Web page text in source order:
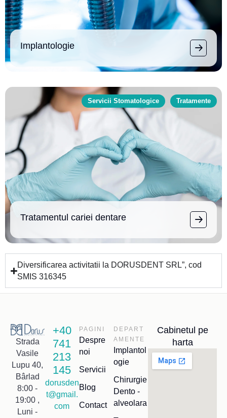
Implantologie
Servicii Stomatologice Tratamente
Tratamentul cariei dentare
Diversificarea activitatii la DORUSDENT SRL”, cod
SMIS 316345
Strada
Vasile
Lupu 40,
Bârlad
8:00 -
19:00 ,
Luni -
+40
741
213
145
dorusden
t@gmail.
com
PAGINI
Despre
noi
Servicii
Blog
Contact
DEPART
AMENTE
Implantol
ogie
Chirurgie
Dento -
alveolara
Cabinetul pe
harta